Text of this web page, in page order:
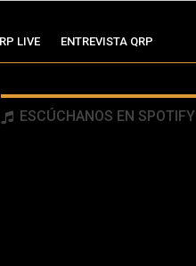
LIVE ENTREVISTA QRP
ESCÚCHANOS EN SPOTIFY